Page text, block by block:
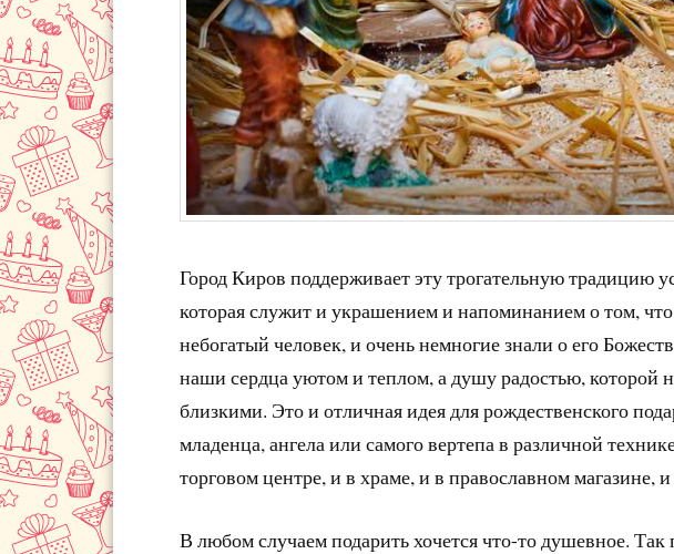
Город Киров поддерживает эту трогательную традицию
которая служит и украшением и напоминанием о том,
небогатый человек, и очень немногие знали о его
наши сердца уютом и теплом, а душу радостью, которой
близкими. Это и отличная идея для рождественского
младенца, ангела или самого вертепа в различной
торговом центре, и в храме, и в православном магазине,
В любом случаем подарить хочется что-то душевное. Так